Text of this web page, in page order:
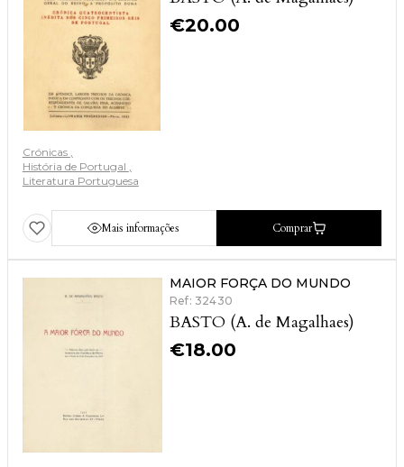
€20.00
Crónicas
História de Portugal
Literatura Portuguesa
Mais informações Comprar
MAIOR FORÇA DO MUNDO
Ref: 32430
BASTO (A. de Magalhaes)
€18.00